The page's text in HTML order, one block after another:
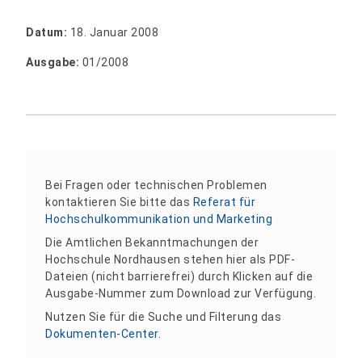
Datum: 18. Januar 2008
Ausgabe: 01/2008
Bei Fragen oder technischen Problemen
kontaktieren Sie bitte das Referat für
Hochschulkommunikation und Marketing
Die Amtlichen Bekanntmachungen der
Hochschule Nordhausen stehen hier als PDF-
Dateien (nicht barrierefrei) durch Klicken auf die
Ausgabe-Nummer zum Download zur Verfügung.
Nutzen Sie für die Suche und Filterung das
Dokumenten-Center.